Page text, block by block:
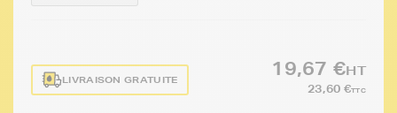
LIVRAISON GRATUITE
19,67 €HT
23,60 €TTC